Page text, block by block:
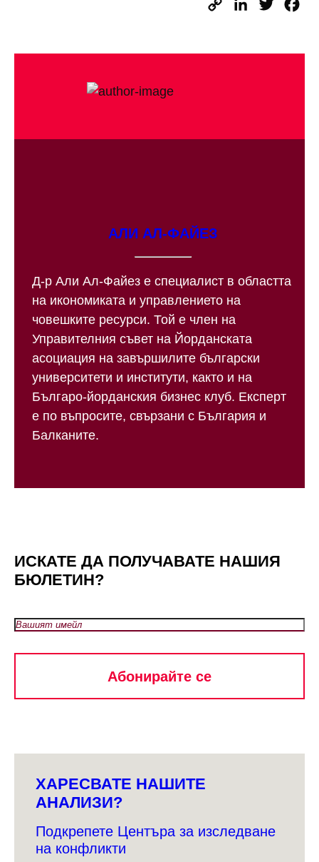
Copy
LinkedInTwitter
АЛИ AЛ-ФАЙЕЗ
Д-р Али Ал-Файез е специалист в областта
на икономиката и управлението на
човешките ресурси. Той е член на
Управителния съвет на Йорданската
асоциация на завършилите български
университети и институти, както и на
Българо-йорданския бизнес клуб. Експерт
е по въпросите, свързани с България и
Балканите.
ИСКАТЕ ДА ПОЛУЧАВАТЕ НАШИЯ
БЮЛЕТИН?
ХАРЕСВАТЕ НАШИТЕ
АНАЛИЗИ?
Подкрепете Центъра за изследване
на конфликти